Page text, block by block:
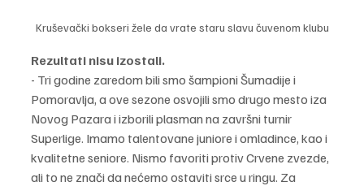
Kruševački bokseri žele da vrate staru slavu čuvenom klubu
Rezultati nisu izostali.
- Tri godine zaredom bili smo šampioni Šumadije i
Pomoravlja, a ove sezone osvojili smo drugo mesto iza
Novog Pazara i izborili plasman na završni turnir
Superlige. Imamo talentovane juniore i omladince, kao i
kvalitetne seniore. Nismo favoriti protiv Crvene zvezde,
ali to ne znači da nećemo ostaviti srce u ringu. Za